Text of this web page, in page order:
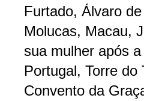
Furtado, Álvaro
Molucas, Macau,
sua mulher após
Portugal, Torre
Convento da